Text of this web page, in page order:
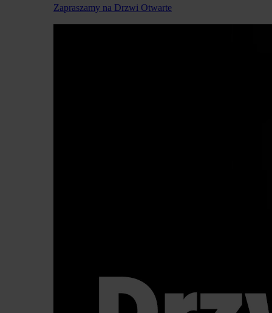
Zapraszamy na Drzwi Otwarte